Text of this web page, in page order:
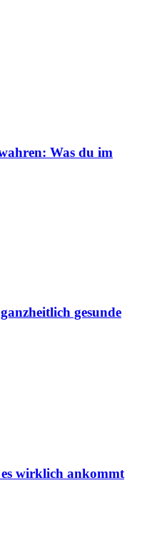
Was du im
gesunde
wirklich ankommt